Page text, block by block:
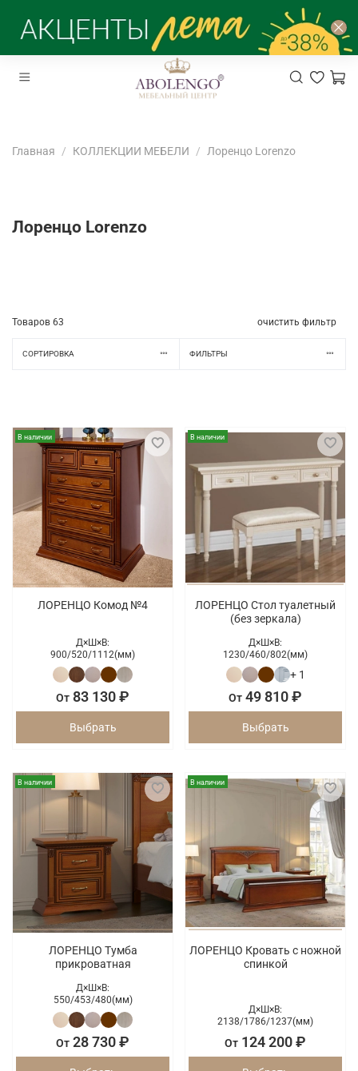
Главная КОЛЛЕКЦИИ МЕБЕЛИ Лоренцо Lorenzo
Лоренцо Lorenzo
Товаров 63 очистить фильтр
СОРТИРОВКА ФИЛЬТРЫ
В наличии
ЛОРЕНЦО Комод №4
Д×Ш×В:
900/520/1112(мм)
От 83 130 ₽
Выбрать
В наличии
ЛОРЕНЦО Стол туалетный
(без зеркала)
Д×Ш×В:
1230/460/802(мм)
+ 1
От 49 810 ₽
Выбрать
В наличии
ЛОРЕНЦО Тумба
прикроватная
Д×Ш×В:
550/453/480(мм)
От 28 730 ₽
В наличии
ЛОРЕНЦО Кровать с ножной
спинкой
Д×Ш×В:
2138/1786/1237(мм)
От 124 200 ₽